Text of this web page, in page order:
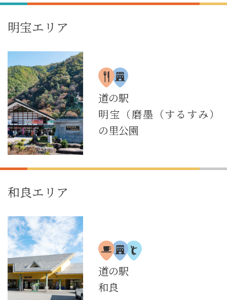
明宝エリア
道の駅
明宝（磨墨（するすみ）
の里公園
和良エリア
道の駅
和良